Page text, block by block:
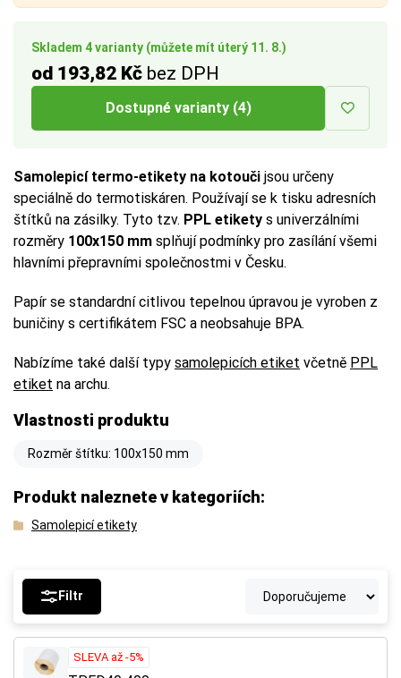
Skladem 4 varianty (můžete mít úterý 11. 8.)
od 193,82 Kč bez DPH
Dostupné varianty (4)
Samolepicí termo-etikety na kotouči jsou určeny
speciálně do termotiskáren. Používají se k tisku adresních
štítků na zásilky. Tyto tzv. PPL etikety s univerzálními
rozměry 100x150 mm splňují podmínky pro zasílání všemi
hlavními přepravními společnostmi v Česku.
Papír se standardní citlivou tepelnou úpravou je vyroben z
buničiny s certifikátem FSC a neobsahuje BPA.
Nabízíme také další typy samolepicích etiket včetně PPL
etiket na archu.
Vlastnosti produktu
Rozměr štítku: 100x150 mm
Produkt naleznete v kategoriích:
Samolepicí etikety
Filtr
SLEVA až -5%